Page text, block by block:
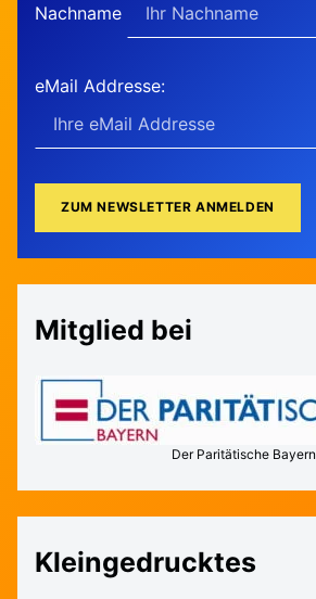
Nachname
eMail Addresse:
Mitglied bei
Der Paritätische Bayern
Kleingedrucktes